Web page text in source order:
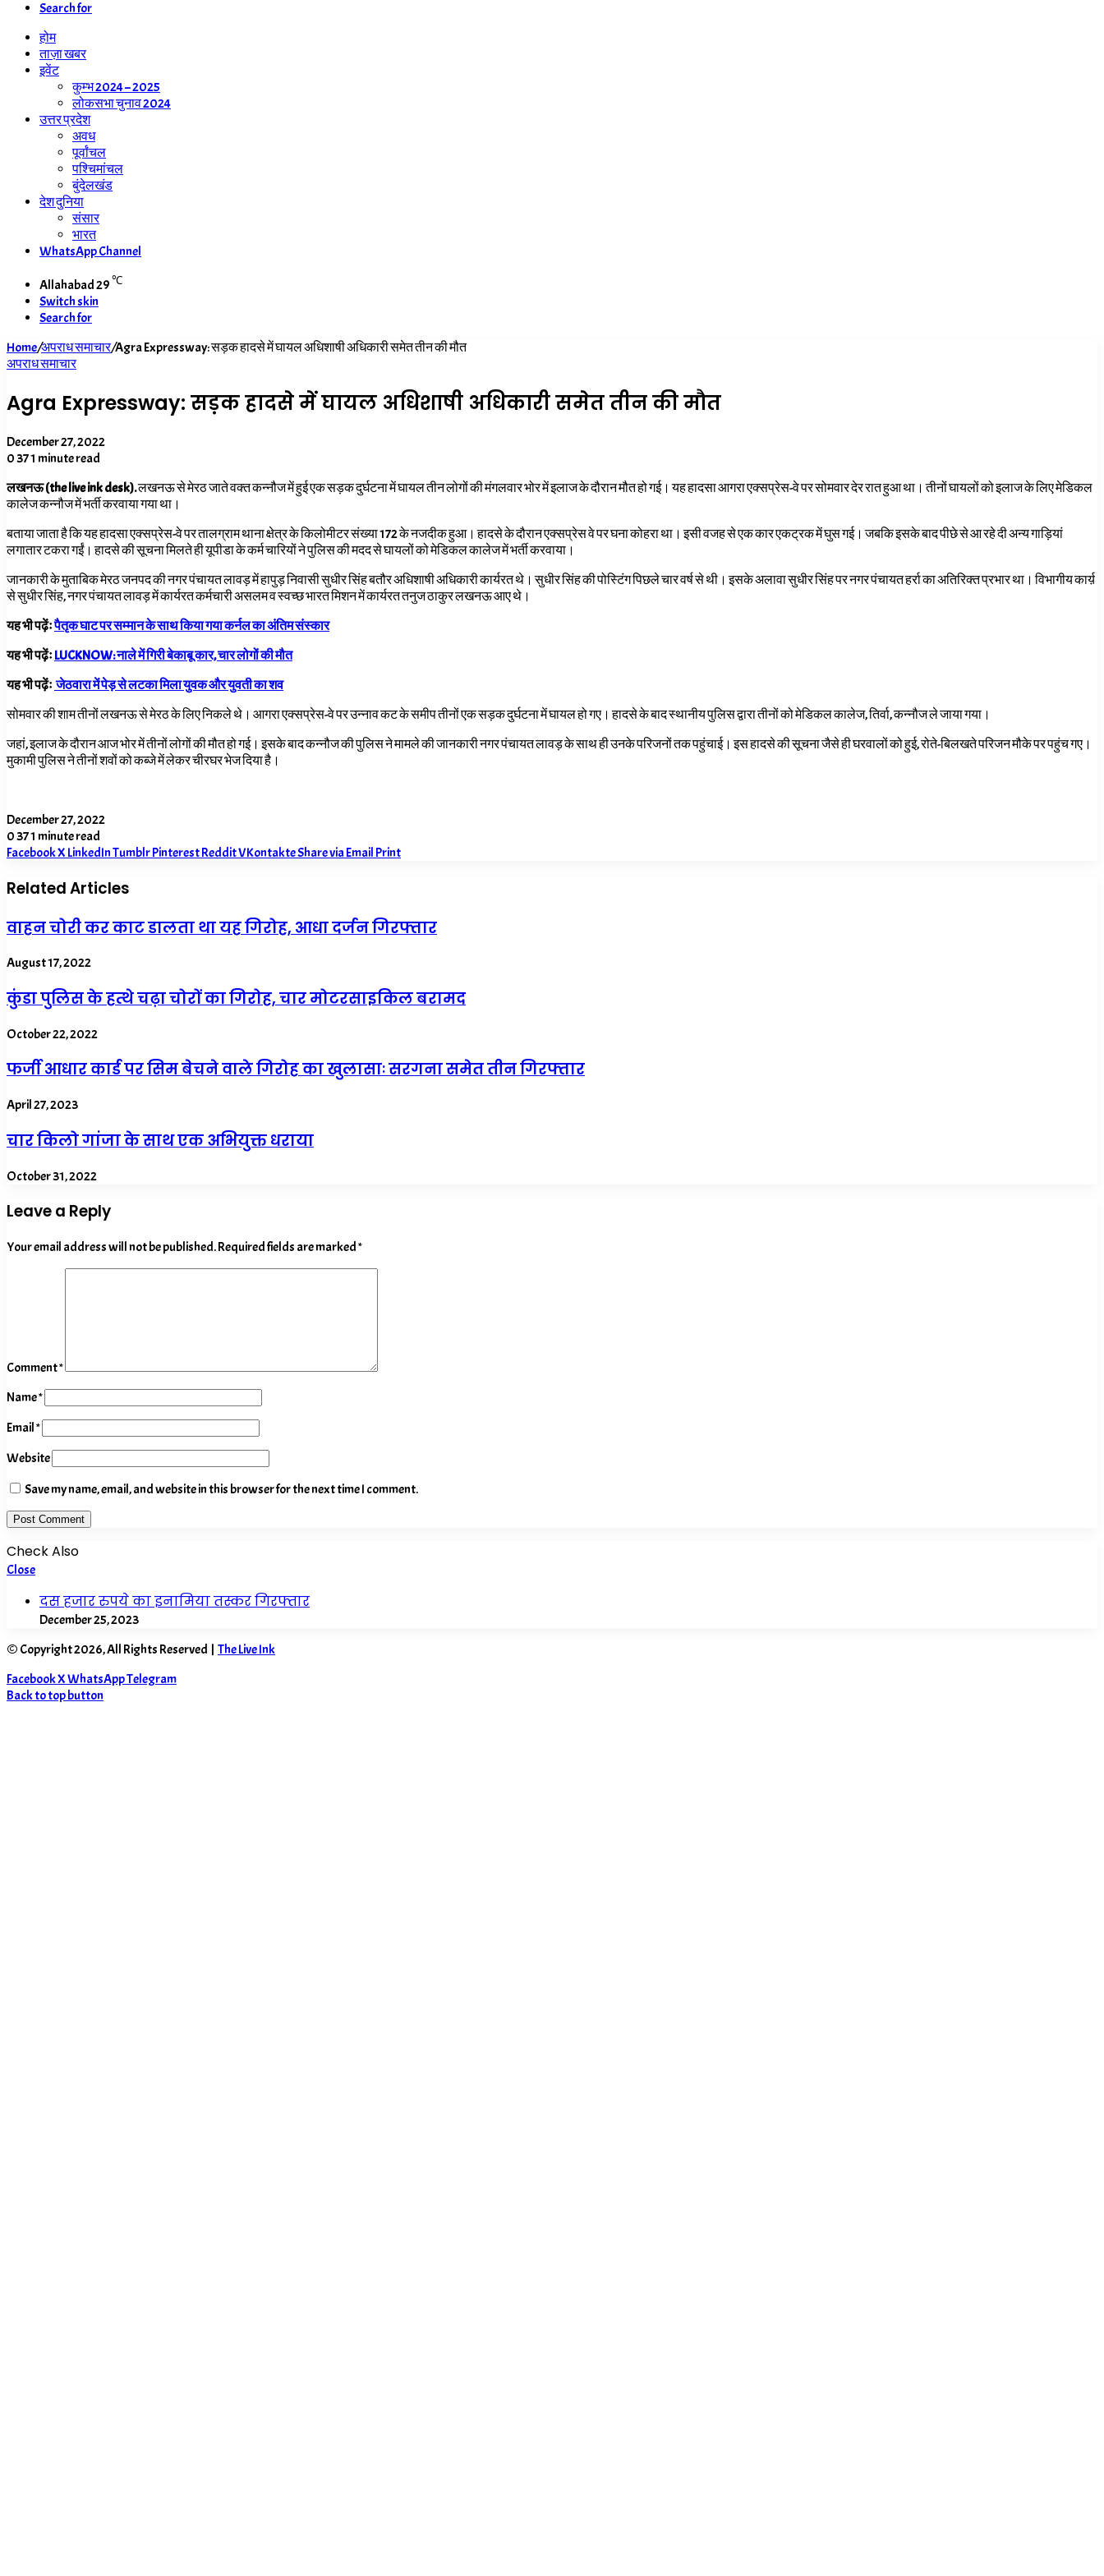
Search for
होम
ताज़ा खबर
इवेंट
कुम्भ 2024 – 2025
लोकसभा चुनाव 2024
उत्तर प्रदेश
अवध
पूर्वांचल
पश्चिमांचल
बुंदेलखंड
देश दुनिया
संसार
भारत
WhatsApp Channel
Allahabad29℃
Switch skin
Search for
Home/अपराध समाचार/Agra Expressway: सड़क हादसे में घायल अधिशाषी अधिकारी समेत तीन की मौत
अपराध समाचार
Agra Expressway: सड़क हादसे में घायल अधिशाषी अधिकारी समेत तीन की मौत
December 27, 2022
0371 minute read
लखनऊ (the live ink desk).लखनऊ से मेरठ जाते वक्त कन्नौज में हुई एक सड़क दुर्घटना में घायल तीन लोगों की मंगलवार भोर में इलाज के दौरान मौत हो गई। यह हादसा आगरा एक्सप्रेस-वे पर सोमवार देर रात हुआ था। तीनों घायलों को इलाज के लिए मेडिकल
कालेज कन्नौज में भर्ती करवाया गया था।
बताया जाता है कि यह हादसा एक्सप्रेस-वे पर तालग्राम थाना क्षेत्र के किलोमीटर संख्या 172 के नजदीक हुआ। हादसे के दौरान एक्सप्रेस वे पर घना कोहरा था। इसी वजह से एक कार एकट्रक में घुस गई। जबकि इसके बाद पीछे से आ रहे दी अन्य गाड़ियां
लगातार टकरा गईं। हादसे की सूचना मिलते ही यूपीडा के कर्म चारियों ने पुलिस की मदद से घायलों को मेडिकल कालेज में भर्ती करवाया।
जानकारी के मुताबिक मेरठ जनपद की नगर पंचायत लावड़ में हापुड़ निवासी सुधीर सिंह बतौर अधिशाषी अधिकारी कार्यरत थे। सुधीर सिंह की पोस्टिंग पिछले चार वर्ष से थी। इसके अलावा सुधीर सिंह पर नगर पंचायत हर्रा का अतिरिक्त प्रभार था। विभागीय कार्य़
से सुधीर सिंह, नगर पंचायत लावड़ में कार्यरत कर्मचारी असलम व स्वच्छ भारत मिशन में कार्यरत तनुज ठाकुर लखनऊ आए थे।
यह भी पढ़ेंःपैतृक घाट पर सम्मान के साथ किया गया कर्नल का अंतिम संस्कार
यह भी पढ़ेंःLUCKNOW: नाले में गिरी बेकाबू कार, चार लोगों की मौत
यह भी पढ़ेंःजेठवारा में पेड़ से लटका मिला युवक और युवती का शव
सोमवार की शाम तीनों लखनऊ से मेरठ के लिए निकले थे। आगरा एक्सप्रेस-वे पर उन्नाव कट के समीप तीनों एक सड़क दुर्घटना में घायल हो गए। हादसे के बाद स्थानीय पुलिस द्वारा तीनों को मेडिकल कालेज, तिर्वा, कन्नौज ले जाया गया।
जहां, इलाज के दौरान आज भोर में तीनों लोगों की मौत हो गई। इसके बाद कन्नौज की पुलिस ने मामले की जानकारी नगर पंचायत लावड़ के साथ ही उनके परिजनों तक पहुंचाई। इस हादसे की सूचना जैसे ही घरवालों को हुई, रोते-बिलखते परिजन मौके पर पहुंच गए।
मुकामी पुलिस ने तीनों शवों को कब्जे में लेकर चीरघर भेज दिया है।
December 27, 2022
0371 minute read
FacebookXLinkedInTumblrPinterestRedditVKontakteShare via Email Print
Related Articles
वाहन चोरी कर काट डालता था यह गिरोह, आधा दर्जन गिरफ्तार
August 17, 2022
कुंडा पुलिस के हत्थे चढ़ा चोरों का गिरोह, चार मोटरसाइकिल बरामद
October 22, 2022
फर्जी आधार कार्ड पर सिम बेचने वाले गिरोह का खुलासाः सरगना समेत तीन गिरफ्तार
April 27, 2023
चार किलो गांजा के साथ एक अभियुक्त धराया
October 31, 2022
Leave a Reply
Your email address will not be published.Required fields are marked*
Comment*
Name*
Email*
Website
Save my name, email, and website in this browser for the next time I comment.
Check Also
Close
दस हजार रुपये का इनामिया तस्कर गिरफ्तार
December 25, 2023
© Copyright 2026, All Rights Reserved | The Live Ink
FacebookXWhatsAppTelegram
Back to top button